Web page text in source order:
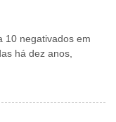
10 negativados em
há dez anos,